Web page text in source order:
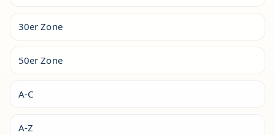
30er Zone
50er Zone
A-C
A-Z